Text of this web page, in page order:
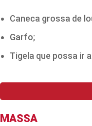
Caneca grossa de
Garfo;
Tigela que possa ir
MASSA